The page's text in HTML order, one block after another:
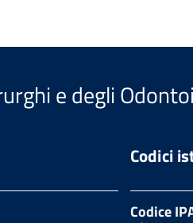
e degli
Codici
Codice